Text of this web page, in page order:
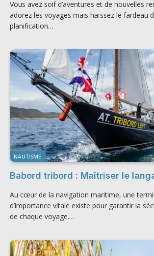
Vous avez soif d’aventures et de nouvelles
adorez les voyages mais haïssez le fardeau
planification…
NAUTISME
Babord tribord : Maîtriser le
Au cœur de la navigation maritime, une
d’importance vitale existe pour garantir la
de chaque voyage.…